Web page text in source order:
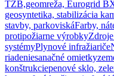
TZB,geomreža, Eurogrid
geosyntetika, stabilizácia
stavby, parkoviskáFarby,
protipožiarne výrobky
systémyPlynové infražiariče
riadeniesanačné omietky
konštrukciepenové sklo,